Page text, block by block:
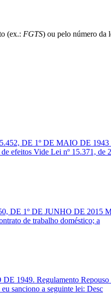
(ex.: FGTS) ou pelo número da
DE 1º DE MAIO DE
efeitos Vide Lei nº 15.371, de
DE 1º DE JUNHO DE 2015
de trabalho doméstico; a
1949. Regulamento Repouso
sanciono a seguinte lei: Desc